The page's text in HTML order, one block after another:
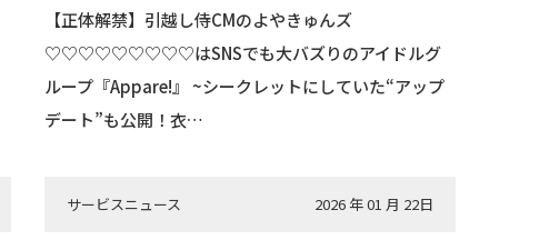
【正体解禁】引越し侍CMのよやきゅんズ
♡♡♡♡♡♡♡♡♡はSNSでも大バズりのアイドルグ
ループ『Appare!』 ~シークレットにしていた“アップ
デート”も公開！衣…
サービスニュース 2026 年 01 月 22日